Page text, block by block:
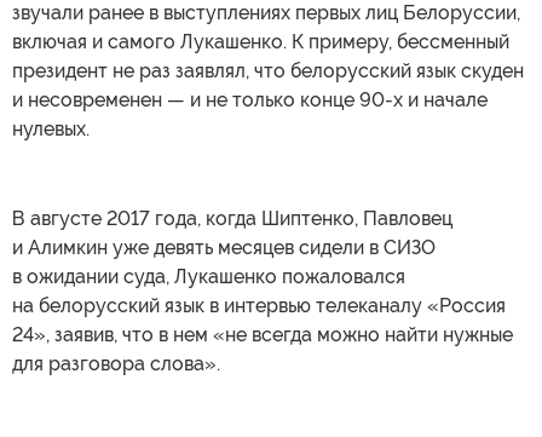
звучали ранее в выступлениях первых лиц Белоруссии,
включая и самого Лукашенко. К примеру, бессменный
президент не раз заявлял, что белорусский язык скуден
и несовременен — и не только конце 90-х и начале
нулевых.
В августе 2017 года, когда Шиптенко, Павловец
и Алимкин уже девять месяцев сидели в СИЗО
в ожидании суда, Лукашенко пожаловался
на белорусский язык в интервью телеканалу «Россия
24», заявив, что в нем «не всегда можно найти нужные
для разговора слова».